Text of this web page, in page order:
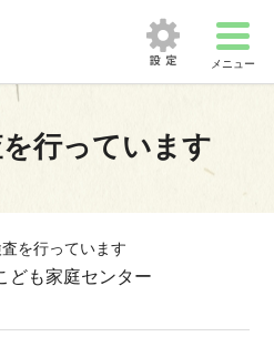
メニュー
行っています
を行っています
ども家庭センター